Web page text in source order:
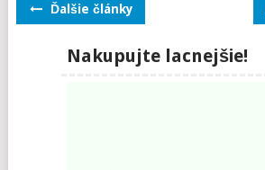
PostsĎalšie články
Nakupujte lacnejšie!